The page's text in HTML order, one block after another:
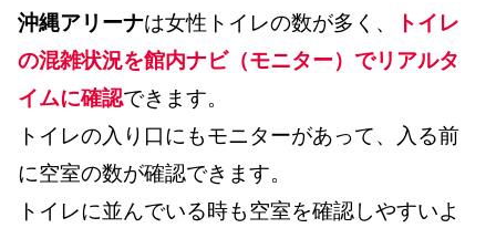
沖縄アリーナは女性トイレの数が多く、
トイレ
の混雑状況を館内ナビ（モニター）でリアルタ
イムに確認できます。
トイレの入り口にもモニターがあって、入る前
に空室の数が確認できます。
トイレに並んでいる時も空室を確認しやすいよ